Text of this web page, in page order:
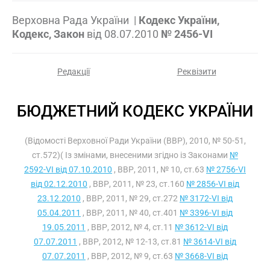
Верховна Рада України | Кодекс України,
Кодекс, Закон від 08.07.2010 № 2456-VI
Редакції Реквізити
БЮДЖЕТНИЙ КОДЕКС УКРАЇНИ
(Відомості Верховної Ради України (ВВР), 2010, № 50-51,
ст.572)( Із змінами, внесеними згідно із Законами №
2592-VI від 07.10.2010 , ВВР, 2011, № 10, ст.63 № 2756-VI
від 02.12.2010 , ВВР, 2011, № 23, ст.160 № 2856-VI від
23.12.2010 , ВВР, 2011, № 29, ст.272 № 3172-VI від
05.04.2011 , ВВР, 2011, № 40, ст.401 № 3396-VI від
19.05.2011 , ВВР, 2012, № 4, ст.11 № 3612-VI від
07.07.2011 , ВВР, 2012, № 12-13, ст.81 № 3614-VI від
07.07.2011 , ВВР, 2012, № 9, ст.63 № 3668-VI від